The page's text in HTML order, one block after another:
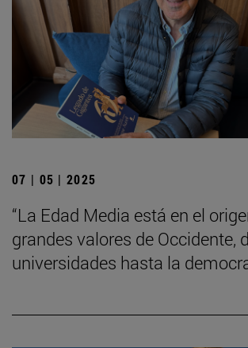
07 | 05 | 2025
“La Edad Media está en el
grandes valores de Occidente,
universidades hasta la